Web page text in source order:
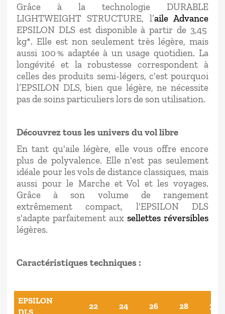
Grâce à la technologie DURABLE
LIGHTWEIGHT STRUCTURE, l’aile Advance
EPSILON DLS est disponible à partir de 3,45
kg*. Elle est non seulement très légère, mais
aussi 100 % adaptée à un usage quotidien. La
longévité et la robustesse correspondent à
celles des produits semi-légers, c'est pourquoi
l’EPSILON DLS, bien que légère, ne nécessite
pas de soins particuliers lors de son utilisation.
Découvrez tous les univers du vol libre
En tant qu'aile légère, elle vous offre encore
plus de polyvalence. Elle n'est pas seulement
idéale pour les vols de distance classiques, mais
aussi pour le Marche et Vol et les voyages.
Grâce à son volume de rangement
extrêmement compact, l'EPSILON DLS
s'adapte parfaitement aux sellettes réversibles
légères.
Caractéristiques techniques :
EPSILON
DLS
22 24 26 28 30